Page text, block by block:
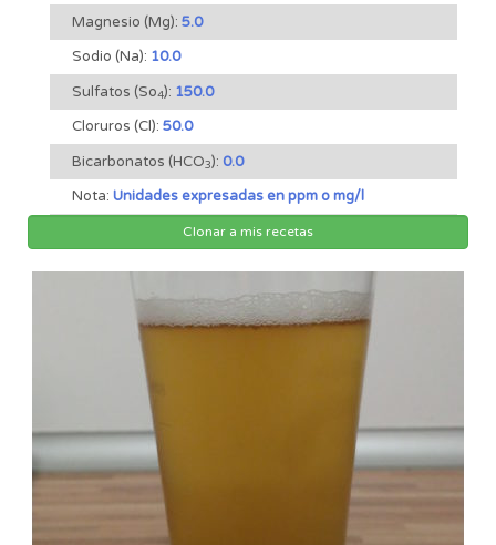
Magnesio (Mg): 5.0
Sodio (Na): 10.0
Sulfatos (So4): 150.0
Cloruros (Cl): 50.0
Bicarbonatos (HCO3): 0.0
Nota: Unidades expresadas en ppm o mg/l
Clonar a mis recetas